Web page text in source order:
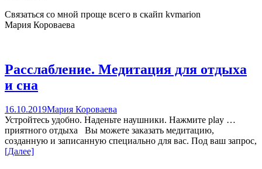
Связаться со мной проще всего в скайп kvmarion
Мария Короваева
Расслабление. Медитация для отдыха
и сна
16.10.2019Мария Короваева
Устройтесь удобно. Наденьте наушники. Нажмите play …
приятного отдыха Вы можете заказать медитацию,
созданную и записанную специально для вас. Под ваш запрос,
[Далее]